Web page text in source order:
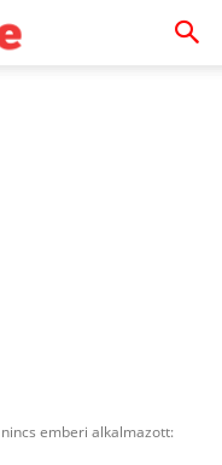
emberi alkalmazott: